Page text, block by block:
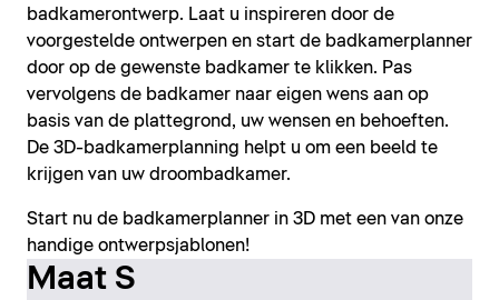
badkamerontwerp. Laat u inspireren door de
voorgestelde ontwerpen en start de badkamerplanner
door op de gewenste badkamer te klikken. Pas
vervolgens de badkamer naar eigen wens aan op
basis van de plattegrond, uw wensen en behoeften.
De 3D-badkamerplanning helpt u om een beeld te
krijgen van uw droombadkamer.
Start nu de badkamerplanner in 3D met een van onze
handige ontwerpsjablonen!
Maat S